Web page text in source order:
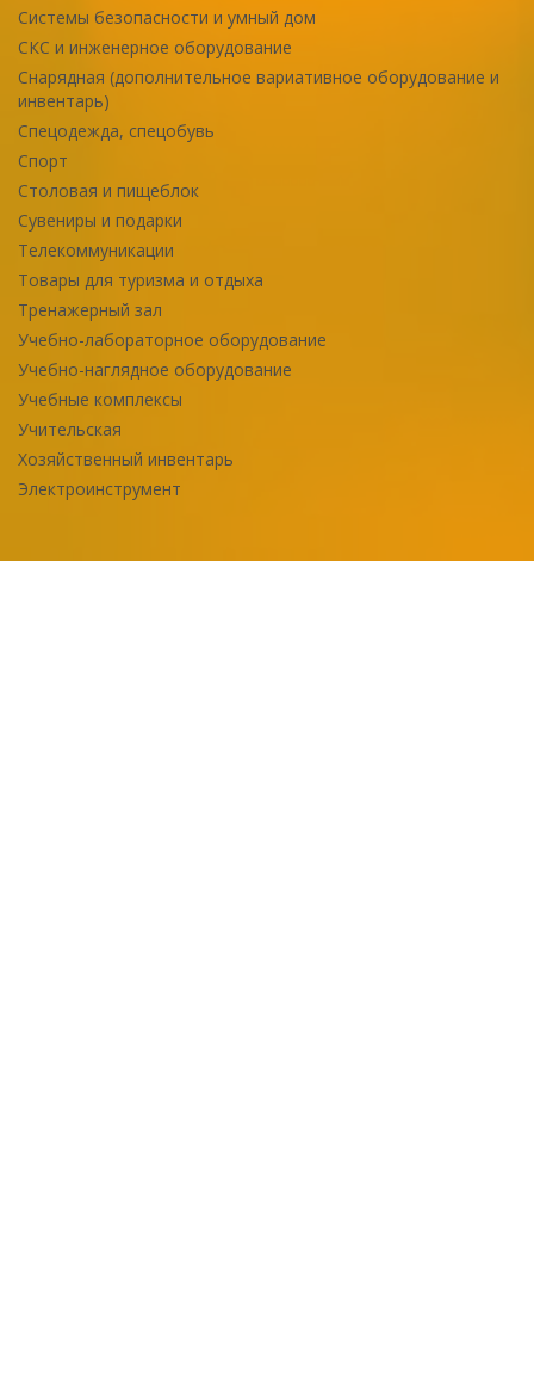
Системы безопасности и умный дом
СКС и инженерное оборудование
Снарядная (дополнительное вариативное оборудование и
инвентарь)
Спецодежда, спецобувь
Спорт
Столовая и пищеблок
Сувениры и подарки
Телекоммуникации
Товары для туризма и отдыха
Тренажерный зал
Учебно-лабораторное оборудование
Учебно-наглядное оборудование
Учебные комплексы
Учительская
Хозяйственный инвентарь
Электроинструмент